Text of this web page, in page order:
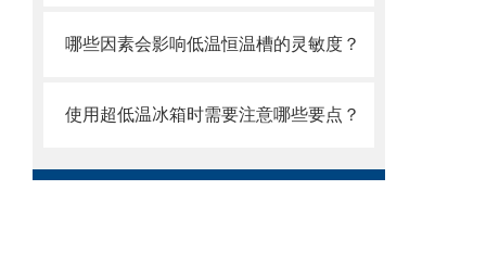
哪些因素会影响低温恒温槽的灵敏度？
使用超低温冰箱时需要注意哪些要点？